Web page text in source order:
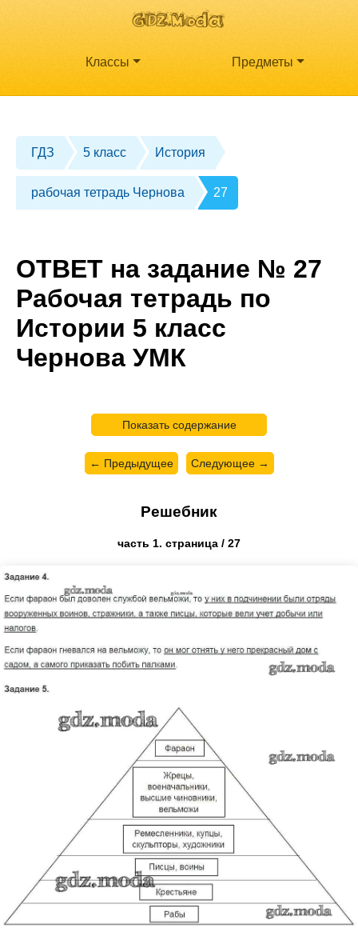
Классы Предметы
ГДЗ 5 класс История
рабочая тетрадь Чернова 27
ОТВЕТ на задание № 27
Рабочая тетрадь по
Истории 5 класс
Чернова УМК
Показать содержание
← Предыдущее Следующее →
Решебник
часть 1. страница / 27